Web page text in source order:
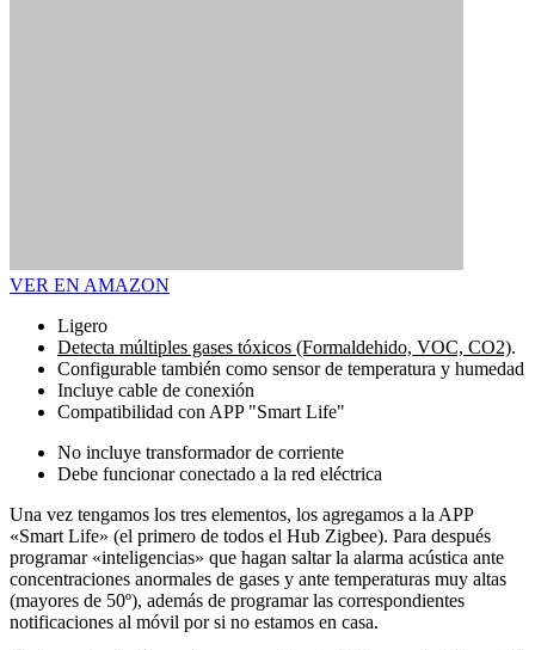
VER EN AMAZON
Ligero
Detecta múltiples gases tóxicos (Formaldehido, VOC, CO2).
Configurable también como sensor de temperatura y humedad
Incluye cable de conexión
Compatibilidad con APP "Smart Life"
No incluye transformador de corriente
Debe funcionar conectado a la red eléctrica
Una vez tengamos los tres elementos, los agregamos a la APP
«Smart Life» (el primero de todos el Hub Zigbee). Para después
programar «inteligencias» que hagan saltar la alarma acústica ante
concentraciones anormales de gases y ante temperaturas muy altas
(mayores de 50º), además de programar las correspondientes
notificaciones al móvil por si no estamos en casa.